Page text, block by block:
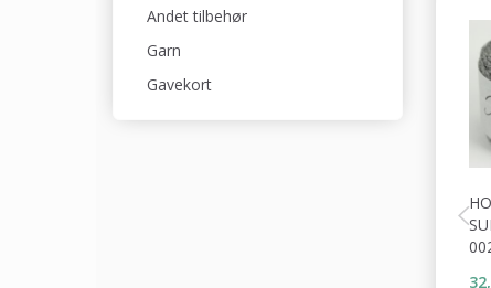
Andet tilbehør
Garn
Gavekort